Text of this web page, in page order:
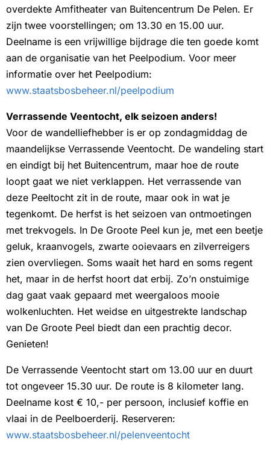
overdekte Amfitheater van Buitencentrum De Pelen. Er
zijn twee voorstellingen; om 13.30 en 15.00 uur.
Deelname is een vrijwillige bijdrage die ten goede komt
aan de organisatie van het Peelpodium. Voor meer
informatie over het Peelpodium:
www.staatsbosbeheer.nl/peelpodium
Verrassende Veentocht, elk seizoen anders!
Voor de wandelliefhebber is er op zondagmiddag de
maandelijkse Verrassende Veentocht. De wandeling start
en eindigt bij het Buitencentrum, maar hoe de route
loopt gaat we niet verklappen. Het verrassende van
deze Peeltocht zit in de route, maar ook in wat je
tegenkomt. De herfst is het seizoen van ontmoetingen
met trekvogels. In De Groote Peel kun je, met een beetje
geluk, kraanvogels, zwarte ooievaars en zilverreigers
zien overvliegen. Soms waait het hard en soms regent
het, maar in de herfst hoort dat erbij. Zo’n onstuimige
dag gaat vaak gepaard met weergaloos mooie
wolkenluchten. Het weidse en uitgestrekte landschap
van De Groote Peel biedt dan een prachtig decor.
Genieten!
De Verrassende Veentocht start om 13.00 uur en duurt
tot ongeveer 15.30 uur. De route is 8 kilometer lang.
Deelname kost € 10,- per persoon, inclusief koffie en
vlaai in de Peelboerderij. Reserveren:
www.staatsbosbeheer.nl/pelenveentocht